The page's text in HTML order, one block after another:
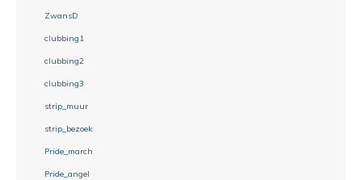
ZwansD
clubbing1
clubbing2
clubbing3
strip_muur
strip_bezoek
Pride_march
Pride_angel